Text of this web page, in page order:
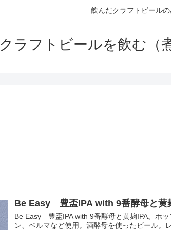
飲んだクラフトビール
クラフトビールを飲む（
Be Easy 豊盃IPA with 9番酵母と黄
Be Easy 豊盃IPA with 9番酵母と黄麹IPA。ホッ
ン、ベルマなど使用。酒酵母を使ったビール。